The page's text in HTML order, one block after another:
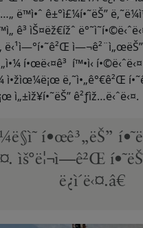
ë™ì•ˆ ê±°ì£¼í•˜ëŠ”
ê³ ìŠ¤ëž€ížˆ
ë‹¹ì—°í•˜ê²Œ ì—¬ê²¨ì„œëŠ”
í•œë‹¤ê³ í™•ì‹ í•©ë‹ˆë‹¤.
ì•žìœ¼ë¡œ ë‚˜ì•„ê°€ê²Œ
ê²ƒìž…ë‹ˆë‹¤.
í•œê³„ëŠ”
ìš°ë¦¬ì—ê²Œ
ë¿ì´ë‹¤.â€